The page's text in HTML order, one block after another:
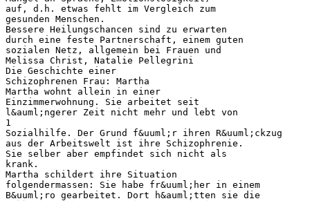
auf, d.h. etwas fehlt im Vergleich zum
gesunden Menschen.
Bessere Heilungschancen sind zu erwarten
durch eine feste Partnerschaft, einem guten
sozialen Netz, allgemein bei Frauen und
Melissa Christ, Natalie Pellegrini
Die Geschichte einer
Schizophrenen Frau: Martha
Martha wohnt allein in einer
Einzimmerwohnung. Sie arbeitet seit
l&auml;ngerer Zeit nicht mehr und lebt von
1
Sozialhilfe. Der Grund f&uuml;r ihren R&uuml;ckzug
aus der Arbeitswelt ist ihre Schizophrenie.
Sie selber aber empfindet sich nicht als
krank.
Martha schildert ihre Situation
folgendermassen: Sie habe fr&uuml;her in einem
B&uuml;ro gearbeitet. Dort h&auml;tten sie die